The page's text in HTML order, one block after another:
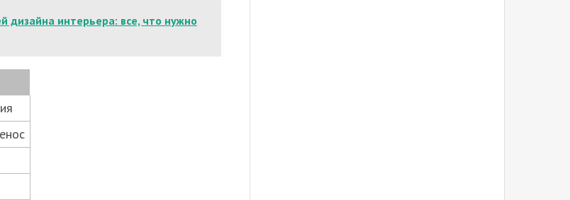
дизайна интерьера: все, что нужно